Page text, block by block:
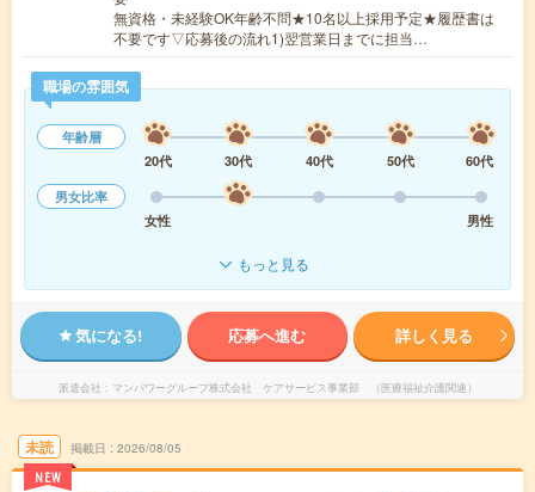
無資格・未経験OK年齢不問★10名以上採用予定★履歴書は
不要です▽応募後の流れ1)翌営業日までに担当…
職場の雰囲気
年齢層
20代
30代 40代 50代
60代
男女比率
女性
男性
もっと見る
気になる! 応募へ進む 詳しく見る
派遣会社 マンパワーグループ株式会社 ケアサービス事業部 （医療福祉介護関連）
未読
NEW
掲載日 2026/08/05